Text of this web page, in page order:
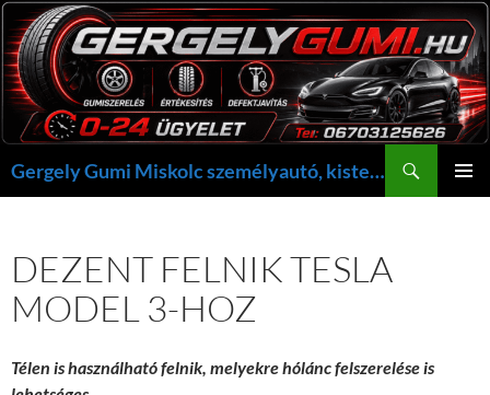
Kilépés
a
tartalomba
Gergely Gumi Miskolc személyautó, kisteherautó gumi szerelés javítás +36703125626 NON-STOP ügyelet, gergelygumi@gergelygumi.hu
DEZENT FELNIK TESLA
MODEL 3-HOZ
Télen is használható felnik, melyekre hólánc felszerelése is